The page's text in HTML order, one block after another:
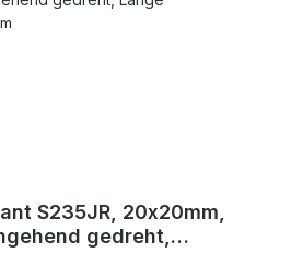
S235JR, 20x20mm,
gedreht,